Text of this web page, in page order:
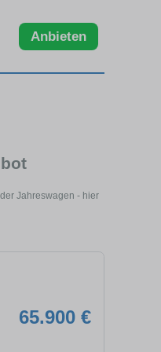
Anbieten
Jahreswagen - hier
65.900 €